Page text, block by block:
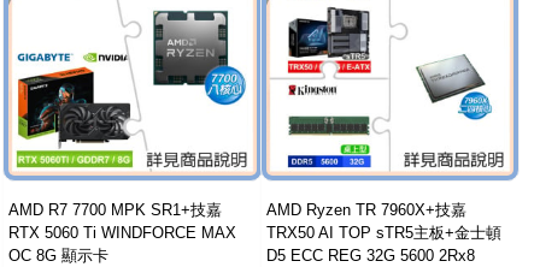
AMD R7 7700 MPK SR1+技嘉
RTX 5060 Ti WINDFORCE MAX
OC 8G 顯示卡
AMD Ryzen TR 7960X+技嘉
TRX50 AI TOP sTR5主板+金士頓
D5 ECC REG 32G 5600 2Rx8